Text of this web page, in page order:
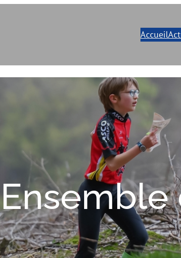
Accueil